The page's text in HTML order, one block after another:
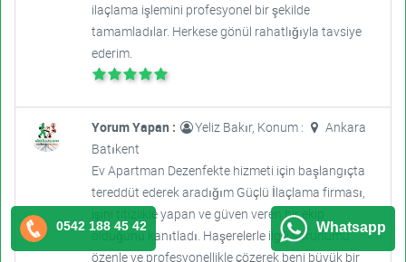
ilaçlama işlemini profesyonel bir şekilde
tamamladılar. Herkese gönül rahatlığıyla tavsiye
ederim.
Yorum Yapan : Yeliz Bakır, Konum :
Ankara
Batıkent
Ev Apartman Dezenfekte hizmeti için başlangıçta
tereddüt ederek aradığım Güçlü İlaçlama firması,
işini titizlikle yapan ve güven veren bir ekip
olduğunu kanıtladı. Haşerelerle ilgili sorunumu
özenle ve profesyonellikle çözerek beni büyük bir
0542 188 45 42 Whatsapp